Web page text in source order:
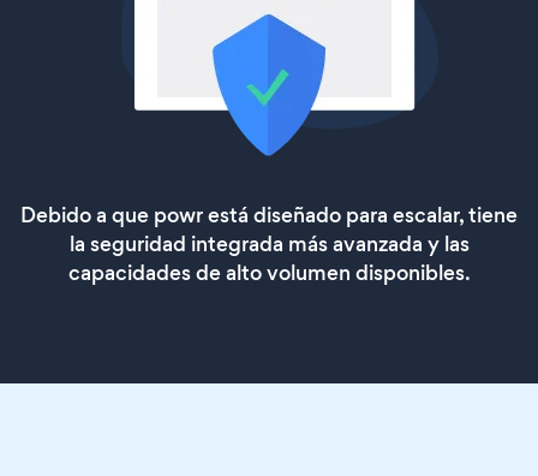
Debido a que powr está diseñado para escalar, tiene
la seguridad integrada más avanzada y las
capacidades de alto volumen disponibles.